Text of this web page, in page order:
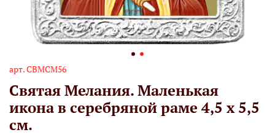
арт.СВМСМ56
Святая Мелания. Маленькая
икона в серебряной раме 4,5 х 5,5
см.